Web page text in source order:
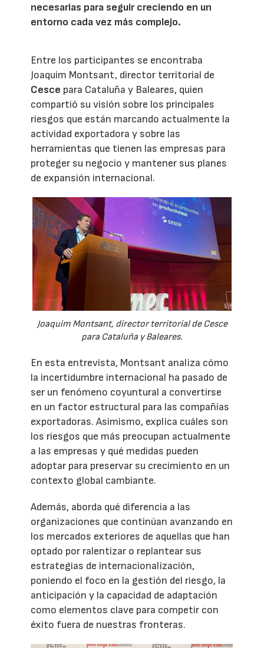
necesarias para seguir creciendo en un
entorno cada vez más complejo.
Entre los participantes se encontraba
Joaquim Montsant, director territorial de
Cesce para Cataluña y Baleares, quien
compartió su visión sobre los principales
riesgos que están marcando actualmente la
actividad exportadora y sobre las
herramientas que tienen las empresas para
proteger su negocio y mantener sus planes
de expansión internacional.
Joaquim Montsant, director territorial de Cesce
para Cataluña y Baleares.
En esta entrevista, Montsant analiza cómo
la incertidumbre internacional ha pasado de
ser un fenómeno coyuntural a convertirse
en un factor estructural para las compañías
exportadoras. Asimismo, explica cuáles son
los riesgos que más preocupan actualmente
a las empresas y qué medidas pueden
adoptar para preservar su crecimiento en un
contexto global cambiante.
Además, aborda qué diferencia a las
organizaciones que continúan avanzando en
los mercados exteriores de aquellas que han
optado por ralentizar o replantear sus
estrategias de internacionalización,
poniendo el foco en la gestión del riesgo, la
anticipación y la capacidad de adaptación
como elementos clave para competir con
éxito fuera de nuestras fronteras.